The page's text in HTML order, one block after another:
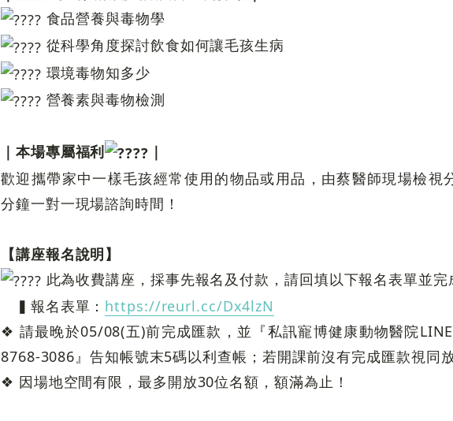
食品營養與毒物學
從科學角度探討飲食如何讓毛孩生病
環境毒物知多少
營養素與毒物檢測
｜本場專屬福利
｜
歡迎攜帶家中一樣毛孩經常使用的物品或用品，由蔡醫師現場檢視
分鐘一對一現場諮詢時間！
【講座報名說明】
此為收費講座，採事先報名及付款，請回填以下報名表單並完
▍報名表單： https://reurl.cc/Dx4lzN
❖ 請最晚於05/08(五)前完成匯款，並『私訊寵博健康動物醫院
8768-3086』告知帳號末5碼以利查帳；若開課前沒有完成匯款視同
❖ 因場地空間有限，最多開放30位名額，額滿為止！